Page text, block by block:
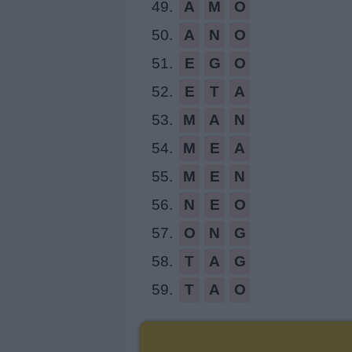
49.
A M
O
50.
A N
O
51.
E G
O
52.
E T
A
53.
M A
N
54.
M E
A
55.
M E
N
56.
N E
O
57.
O N
G
58.
T A
G
59.
T A O